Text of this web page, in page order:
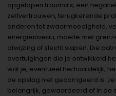
opgelopen trauma’s, een
zelfvertrouwen, terugkerende
anderen tot zwaarmoedigheid,
energieniveau, moeite met
afwijzing of slecht slapen. Die
overtuigingen die je ontwikkeld
wat je, eventueel herhaaldelijk,
de opslag niet gecorrigeerd is.
belangrijk, gewaardeerd of in de